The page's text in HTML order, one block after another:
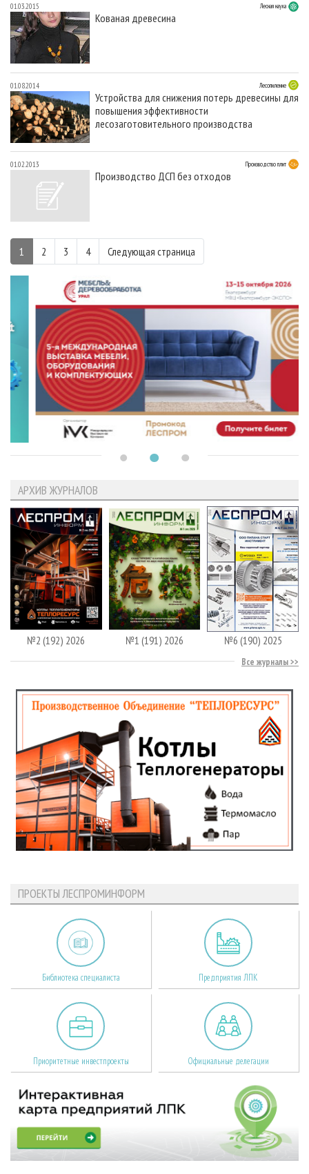
01.03.2015 Лесная наука
Кованая древесина
01.08.2014 Лесопиление
Устройства для снижения потерь древесины для
повышения эффективности
лесозаготовительного производства
01.02.2013 Производство плит
Производство ДСП без отходов
1 2 3 4 Следующая страница
АРХИВ ЖУРНАЛОВ
№2 (192) 2026 №1 (191) 2026 №6 (190) 2025
Все журналы
ПРОЕКТЫ ЛЕСПРОМИНФОРМ
Библиотека специалиста Предприятия ЛПК
Приоритетные инвестпроекты Официальные делегации